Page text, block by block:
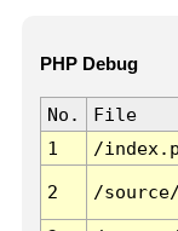
PHP Debug
No. File
1
/
2 /